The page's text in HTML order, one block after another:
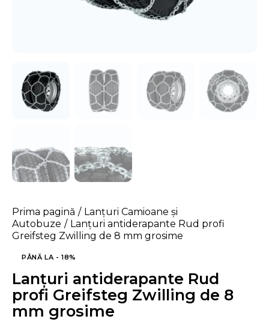
Prima pagină
Lanțuri Camioane și
Autobuze
Lanțuri antiderapante Rud profi
Greifsteg Zwilling de 8 mm grosime
PÂNĂ LA- 18%
Lanțuri antiderapante Rud
profi Greifsteg Zwilling de 8
mm grosime